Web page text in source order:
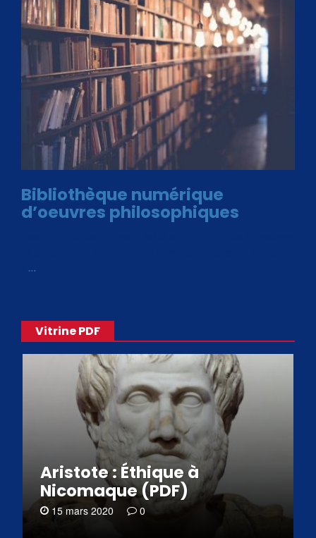
Bibliothèque numérique
d’oeuvres philosophiques
…
Vitrine PDF
Aristote : Éthique à
Nicomaque (PDF)
15 mars 2020 0